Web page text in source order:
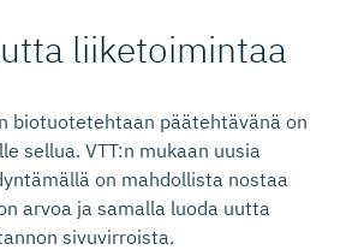
liiketoimintaa
biotuotetehtaan päätehtävänä on
sellua. VTT:n mukaan uusia
on mahdollista nostaa
arvoa ja samalla luoda uutta
sivuvirroista.